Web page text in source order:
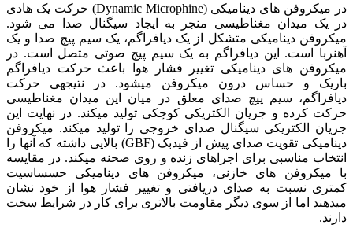
در میکروفن های دینامیکی (Dynamic Microphine) حرکت یک هادی
در یک میدان مغناطیسی منجر به ایجاد سیگنال صدا می شود.
میکروفن دینامیکی متشکل از یک دیافراگم، یک سیم پیچ صدا و یک
آهنربا است. این دیافراگم به یک سیم پیچ صوتی متصل است. در
میکروفن های دینامیکی تغییر فشار هوا باعث حرکت دیافراگم
باریک و حساس درون میکروفن می­شود. در نتیجه­ی حرکت
دیافراگم، سیم پیچ صدای معلق در میان این میدان مغناطیسی
حرکت کرده و جریان الکتریکی کوچکی تولید میکند. در نهایت این
جریان الکتریکی سیگنال صدای خروجی را تولید میکند. میکروفن
دینامیکی تقویت صدای پیش از فیدبک (GBF) بالایی داشته که آنها را
انتخاب مناسبی برای اجراهای زنده و روی صحنه میکند. در مقایسه
با میکروفن های خازنی، میکروفن های دینامیکی حسساسیت
کمتری نسبت به صدای دریافتی و تغییر فشار هوا از خود نشان
میدهند اما از سوی دیگر مقاومت بالاتری برای کار در شرایط سخت
دارند.